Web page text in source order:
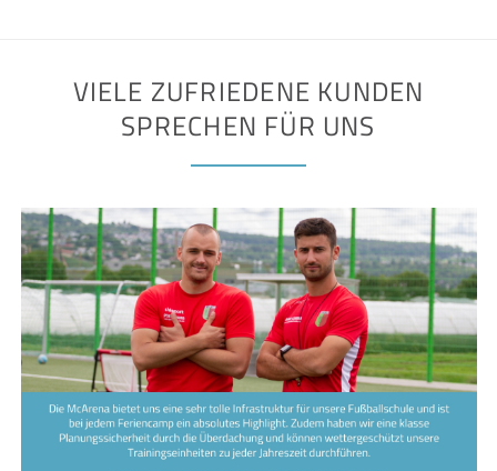
VIELE ZUFRIEDENE KUNDEN
SPRECHEN FÜR UNS